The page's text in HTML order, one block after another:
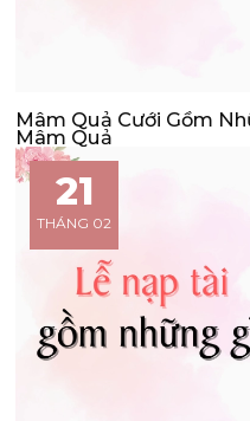
Mâm Quả Cưới Gồm
Mâm Quả
21
THÁNG 02